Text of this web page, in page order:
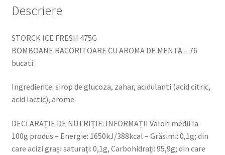
Descriere
STORCK ICE FRESH 475G
BOMBOANE RACORITOARE CU AROMA DE MENTA – 76
bucati
Ingrediente: sirop de glucoza, zahar, acidulanti (acid citric,
acid lactic), arome.
DECLARAȚIE DE NUTRIȚIE: INFORMAȚII Valori medii la
100g produs – Energie: 1650kJ/388kcal – Grăsimi: 0,1g; din
care acizi grași saturați: 0,1g, Carbohidrați: 95,9g; din care